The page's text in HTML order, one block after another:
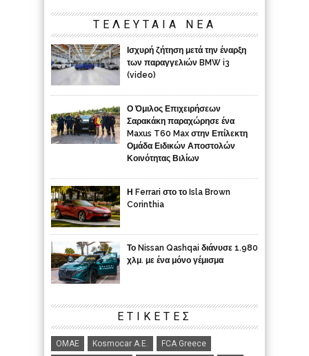
ΤΕΛΕΥΤΑΙΑ ΝΕΑ
Ισχυρή ζήτηση μετά την έναρξη
των παραγγελιών BMW i3
(video)
Ο Όμιλος Επιχειρήσεων
Σαρακάκη παραχώρησε ένα
Maxus T60 Max στην Επίλεκτη
Ομάδα Ειδικών Αποστολών
Κοινότητας Βιλίων
Η Ferrari στο το Isla Brown
Corinthia
Το Nissan Qashqai διάνυσε 1.980
χλμ. με ένα μόνο γέμισμα
ΕΤΙΚΈΤΕΣ
ΟΜΑΕ Kosmocar Α.Ε.
FCA Greece